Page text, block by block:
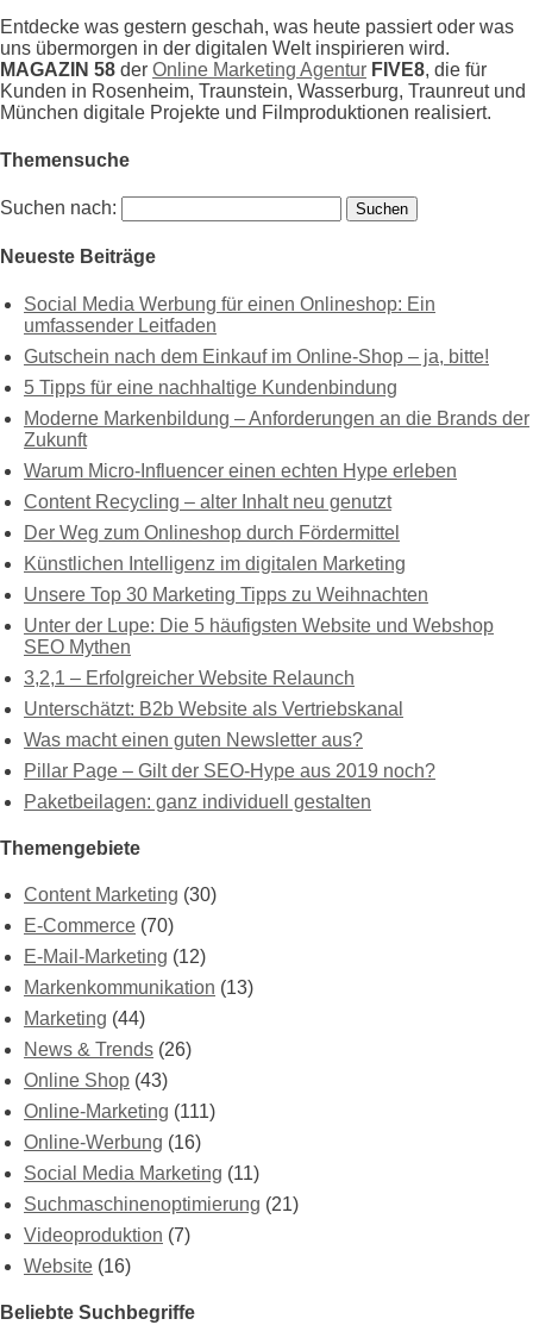
Entdecke was gestern geschah, was heute passiert oder was
uns übermorgen in der digitalen Welt inspirieren wird.
MAGAZIN 58 der Online Marketing Agentur FIVE8, die für
Kunden in Rosenheim, Traunstein, Wasserburg, Traunreut und
München digitale Projekte und Filmproduktionen realisiert.
Themensuche
Suchen nach:
Neueste Beiträge
Social Media Werbung für einen Onlineshop: Ein
umfassender Leitfaden
Gutschein nach dem Einkauf im Online-Shop – ja, bitte!
5 Tipps für eine nachhaltige Kundenbindung
Moderne Markenbildung – Anforderungen an die Brands der
Zukunft
Warum Micro-Influencer einen echten Hype erleben
Content Recycling – alter Inhalt neu genutzt
Der Weg zum Onlineshop durch Fördermittel
Künstlichen Intelligenz im digitalen Marketing
Unsere Top 30 Marketing Tipps zu Weihnachten
Unter der Lupe: Die 5 häufigsten Website und Webshop
SEO Mythen
3,2,1 – Erfolgreicher Website Relaunch
Unterschätzt: B2b Website als Vertriebskanal
Was macht einen guten Newsletter aus?
Pillar Page – Gilt der SEO-Hype aus 2019 noch?
Paketbeilagen: ganz individuell gestalten
Themengebiete
Content Marketing (30)
E-Commerce (70)
E-Mail-Marketing (12)
Markenkommunikation (13)
Marketing (44)
News & Trends (26)
Online Shop (43)
Online-Marketing (111)
Online-Werbung (16)
Social Media Marketing (11)
Suchmaschinenoptimierung (21)
Videoproduktion (7)
Website (16)
Beliebte Suchbegriffe